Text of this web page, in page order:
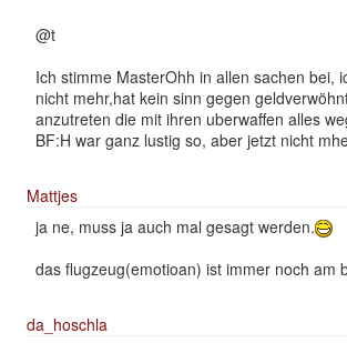
@t
Ich stimme MasterOhh in allen sachen bei,
nicht mehr,hat kein sinn gegen
anzutreten die mit ihren uberwaffen alles
BF:H war ganz lustig so, aber jetzt nicht
Mattjes
ja ne, muss ja auch mal gesagt werden.
das flugzeug(emotioan) ist immer noch am
da_hoschla